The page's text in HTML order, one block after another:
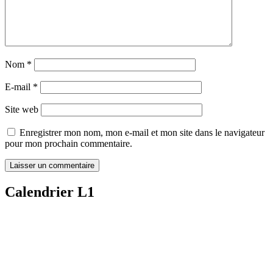
Nom *
E-mail *
Site web
Enregistrer mon nom, mon e-mail et mon site dans le navigateur
pour mon prochain commentaire.
Calendrier L1